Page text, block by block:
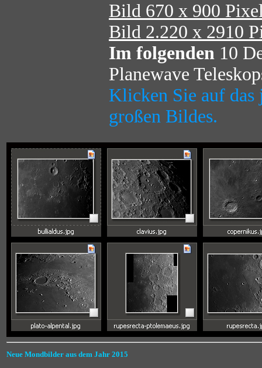
Bild 670 x 900
Bild 2.220 x 2910
Im folgenden 10
Planewave
Klicken Sie auf das
großen Bildes.
Neue Mondbilder aus dem Jahr 2015